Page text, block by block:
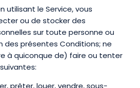
utilisant le Service, vous
ou de stocker des
sur toute personne ou
des présentes Conditions; ne
à quiconque de) faire ou tenter
prêter, louer, vendre, sous-